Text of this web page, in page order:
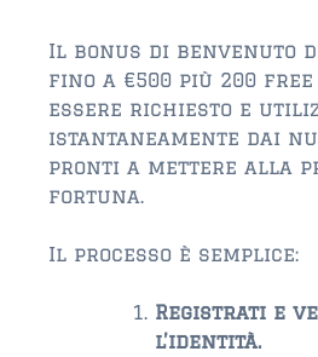
Il bonus di benvenuto
fino a €500 più 200 free
essere richiesto e
istantaneamente dai
pronti a mettere alla
fortuna.
Il processo è semplice:
Registrati e
l’identità.